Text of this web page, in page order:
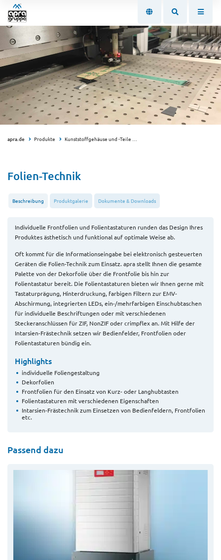
apra.de Produkte Kunststoffgehäuse und -Teile
Folien-Technik
Beschreibung Produktgalerie Dokumente & Downloads
Individuelle Frontfolien und Folientastaturen runden das Design Ihres
Produktes ästhetisch und funktional auf optimale Weise ab.
Oft kommt für die Informationseingabe bei elektronisch gesteuerten
Geräten die Folien-Technik zum Einsatz. apra stellt Ihnen die gesamte
Palette von der Dekorfolie über die Frontfolie bis hin zur
Folientastatur bereit. Die Folientastaturen bieten wir Ihnen gerne mit
Tastaturprägung, Hinterdruckung, farbigen Filtern zur EMV-
Abschirmung, integrierten LEDs, ein-/mehrfarbigen Einschubtaschen
für individuelle Beschriftungen oder mit verschiedenen
Steckeranschlüssen für ZIF, NonZIF oder crimpflex an. Mit Hilfe der
Intarsien-Frästechnik setzen wir Bedienfelder, Frontfolien oder
Folientastaturen bündig ein.
Highlights
individuelle Foliengestaltung
Dekorfolien
Frontfolien für den Einsatz von Kurz- oder Langhubtasten
Folientastaturen mit verschiedenen Eigenschaften
Intarsien-Frästechnik zum Einsetzen von Bedienfeldern, Frontfolien
etc.
Passend dazu